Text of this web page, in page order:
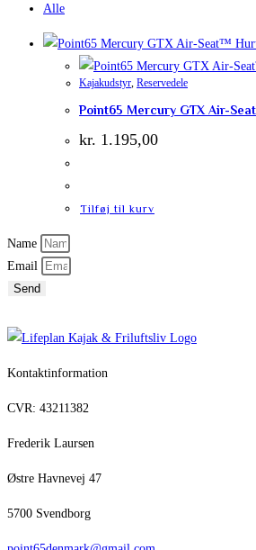
Alle
Kajakudstyr, Reservedele
Point65 Mercury GTX Air-
kr. 1.195,00
Tilføj til kurv
Name
Email
Send
Kontaktinformation
CVR: 43211382
Frederik Laursen
Østre Havnevej 47
5700 Svendborg